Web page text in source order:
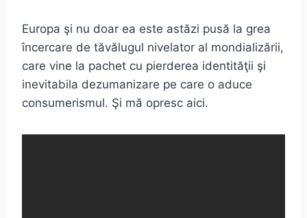
Europa şi nu doar ea este astăzi pusă la grea
încercare de tăvălugul nivelator al mondializării,
care vine la pachet cu pierderea identităţii şi
inevitabila dezumanizare pe care o aduce
consumerismul. Şi mă opresc aici.